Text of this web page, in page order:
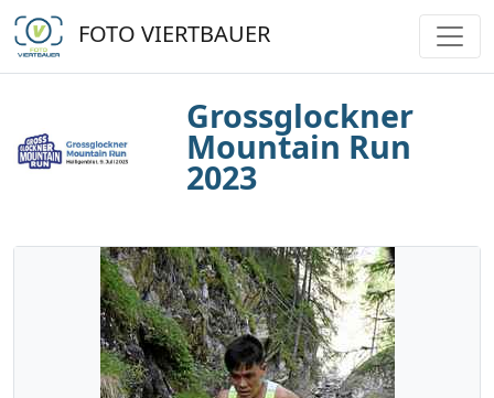
FOTO VIERTBAUER
Grossglockner
Mountain Run
2023